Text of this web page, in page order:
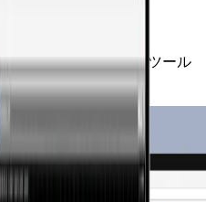
ジケーター
標とさまざまな分析ツール